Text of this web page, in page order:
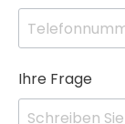
Ihre Frage